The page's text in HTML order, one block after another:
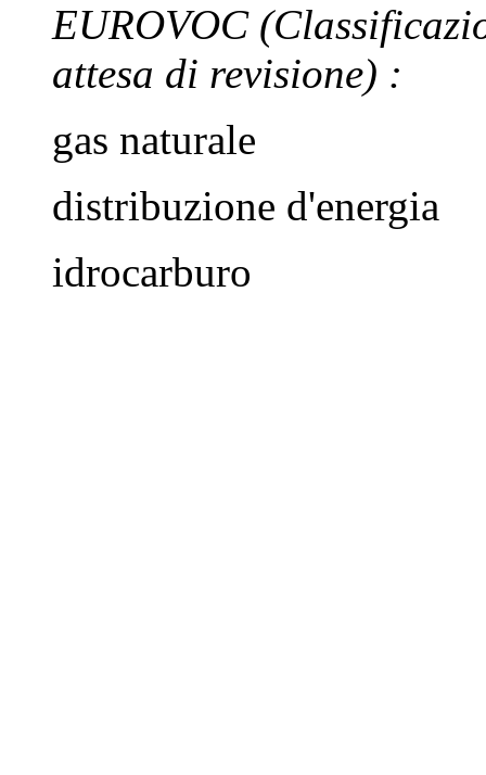
EUROVOC
attesa di revisione) :
gas naturale
distribuzione d'energia
idrocarburo